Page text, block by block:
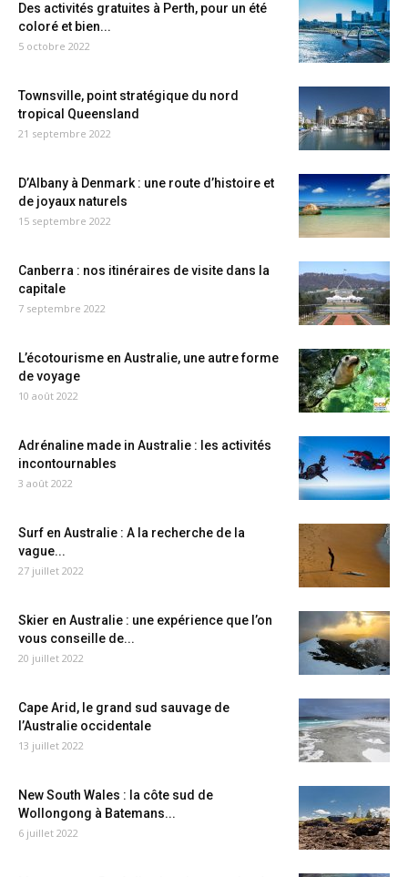
Des activités gratuites à Perth, pour un été
coloré et bien...
5 octobre 2022
Townsville, point stratégique du nord
tropical Queensland
21 septembre 2022
D’Albany à Denmark : une route d’histoire et
de joyaux naturels
15 septembre 2022
Canberra : nos itinéraires de visite dans la
capitale
7 septembre 2022
L’écotourisme en Australie, une autre forme
de voyage
10 août 2022
Adrénaline made in Australie : les activités
incontournables
3 août 2022
Surf en Australie : A la recherche de la
vague...
27 juillet 2022
Skier en Australie : une expérience que l’on
vous conseille de...
20 juillet 2022
Cape Arid, le grand sud sauvage de
l’Australie occidentale
13 juillet 2022
New South Wales : la côte sud de
Wollongong à Batemans...
6 juillet 2022